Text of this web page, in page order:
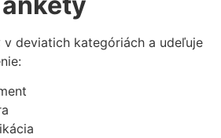
v deviatich kategóriách a udeľuje